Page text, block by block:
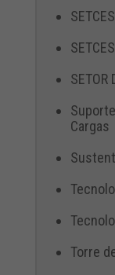
SETOR
Cargas
Torre